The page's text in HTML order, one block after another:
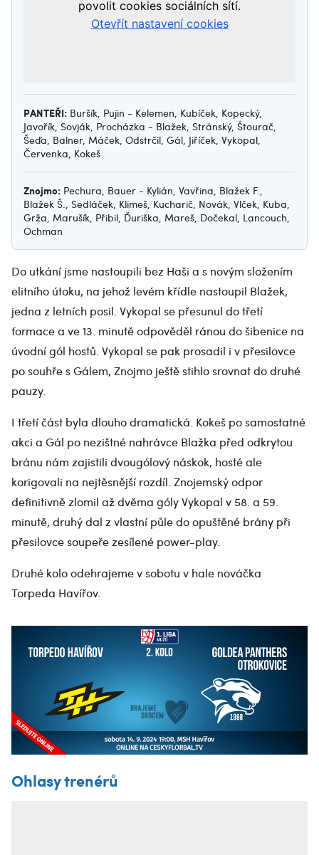
PANTEŘI: Buršík, Pujin - Kelemen, Kubíček, Kopecký,
Javořík, Sovják, Procházka - Blažek, Stránský, Štourač,
Šeďa, Balner, Máček, Odstrčil, Gál, Jiříček, Vykopal,
Červenka, Kokeš
Znojmo: Pechura, Bauer - Kylián, Vavřina, Blažek F.,
Blažek Š., Sedláček, Klimeš, Kucharič, Novák, Vlček, Kuba,
Grža, Marušík, Přibil, Ďuriška, Mareš, Dočekal, Lancouch,
Ochman
Do utkání jsme nastoupili bez Haši a s novým složením
elitního útoku, na jehož levém křídle nastoupil Blažek,
jedna z letních posil. Vykopal se přesunul do třetí
formace a ve 13. minutě odpověděl ránou do šibenice na
úvodní gól hostů. Vykopal se pak prosadil i v přesilovce
po souhře s Gálem, Znojmo ještě stihlo srovnat do druhé
pauzy.
I třetí část byla dlouho dramatická. Kokeš po samostatné
akci a Gál po nezištné nahrávce Blažka před odkrytou
bránu nám zajistili dvougólový náskok, hosté ale
korigovali na nejtěsnější rozdíl. Znojemský odpor
definitivně zlomil až dvěma góly Vykopal v 58. a 59.
minutě, druhý dal z vlastní půle do opuštěné brány při
přesilovce soupeře zesílené power-play.
Druhé kolo odehrajeme v sobotu v hale nováčka
Torpeda Havířov.
Ohlasy trenérů